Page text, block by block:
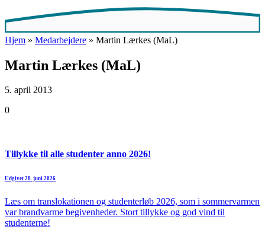
Hjem » Medarbejdere » Martin Lærkes (MaL)
Martin Lærkes (MaL)
5. april 2013
0
Tillykke til alle studenter anno 2026!
Udgivet 28. juni 2026
Læs om translokationen og studenterløb 2026, som i sommervarmen
var brandvarme begivenheder. Stort tillykke og god vind til
studenterne!